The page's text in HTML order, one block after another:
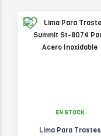
EN STOCK
Lima Para Trastes